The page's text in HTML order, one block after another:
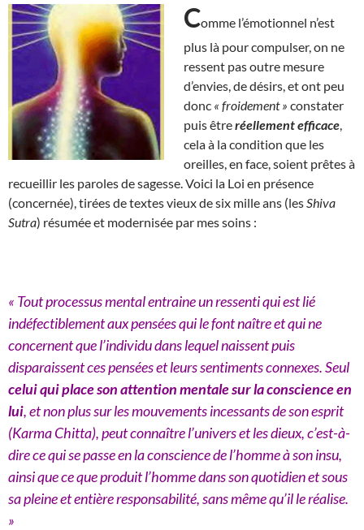
Comme l’émotionnel n’est
plus là pour compulser, on ne
ressent pas outre mesure
d’envies, de désirs, et ont peu
donc « froidement » constater
puis êtreréellement efficace
cela à la condition que les
oreilles, en face, soient prêtes à
recueillir les paroles de sagesse. Voici la Loi en présence
(concernée), tirées de textes vieux de six mille ans (les Shiva
Sutra) résumée et modernisée par mes soins :
« Tout processus mental entraine un ressenti qui est lié
indéfectiblement aux pensées qui le font naître et qui ne
concernent que l’individu dans lequel naissent puis
disparaissent ces pensées et leurs sentiments connexes. Seul
celui qui place son attention mentale sur la conscience en
lui, et non plus sur les mouvements incessants de son esprit
(Karma Chitta), peut connaître l’univers et les dieux, c’est-à-
dire ce qui se passe en la conscience de l’homme à son insu,
ainsi que ce que produit l’homme dans son quotidien et sous
sa pleine et entière responsabilité, sans même qu’il le réalise.
»